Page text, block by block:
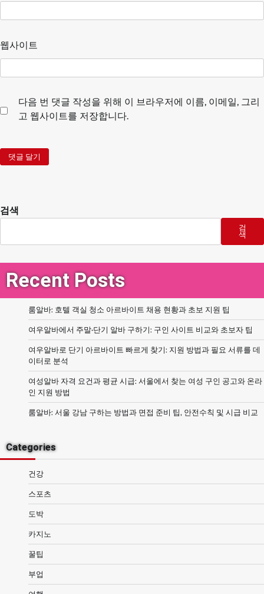
웹사이트
다음 번 댓글 작성을 위해 이 브라우저에 이름, 이메일, 그리
고 웹사이트를 저장합니다.
검색
검
색
Recent Posts
룸알바: 호텔 객실 청소 아르바이트 채용 현황과 초보 지원 팁
여우알바에서 주말·단기 알바 구하기: 구인 사이트 비교와 초보자 팁
여우알바로 단기 아르바이트 빠르게 찾기: 지원 방법과 필요 서류를 데
이터로 분석
여성알바 자격 요건과 평균 시급: 서울에서 찾는 여성 구인 공고와 온라
인 지원 방법
룸알바: 서울 강남 구하는 방법과 면접 준비 팁, 안전수칙 및 시급 비교
Categories
건강
스포츠
도박
카지노
꿀팁
부업